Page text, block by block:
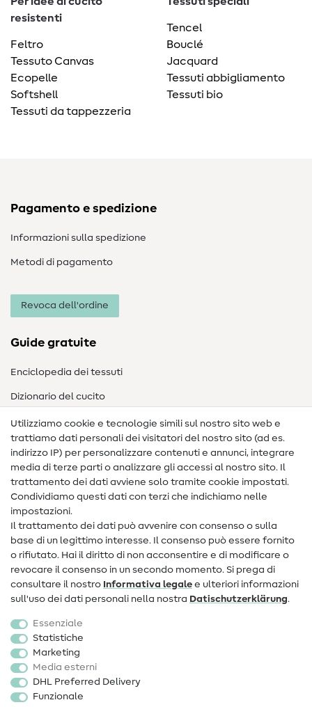
resistenti
Feltro
Tessuto Canvas
Ecopelle
Softshell
Tessuti da tappezzeria
Tencel
Bouclé
Jacquard
Tessuti abbigliamento
Tessuti bio
Pagamento e spedizione
Informazioni sulla spedizione
Metodi di pagamento
Revoca dell'ordine
Guide gratuite
Enciclopedia dei tessuti
Dizionario del cucito
Nähanleitungen
Assistenza e contatto
Contatto
Informazioni sul nuovo proprietario
FAQ
Diritto di recesso
Popolare
Accessori cucito
Sale
Utilizziamo cookie e tecnologie simili sul nostro sito web e
trattiamo dati personali dei visitatori del nostro sito (ad es.
indirizzo IP) per personalizzare contenuti e annunci, integrare
media di terze parti o analizzare gli accessi al nostro sito. Il
trattamento dei dati avviene solo tramite cookie impostati.
Condividiamo questi dati con terzi che indichiamo nelle
impostazioni.
Il trattamento dei dati può avvenire con consenso o sulla
base di un legittimo interesse. Il consenso può essere fornito
o rifiutato. Hai il diritto di non acconsentire e di modificare o
revocare il consenso in un secondo momento. Si prega di
consultare il nostro Informativa legale e ulteriori informazioni
sull'uso dei dati personali nella nostra Dati­schutz­erklärung.
Essenziale
Statistiche
Marketing
Media esterni
DHL Preferred Delivery
Funzionale